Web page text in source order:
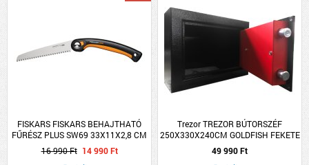
FISKARS FISKARS BEHAJTHATÓ
FŰRÉSZ PLUS SW69 33X11X2,8 CM
ACÉL
16 990 Ft 14 990 Ft
Trezor TREZOR BÚTORSZÉF
250X330X240CM GOLDFISH FEKETE
MABISZ &quot;A&quot;
49 990 Ft